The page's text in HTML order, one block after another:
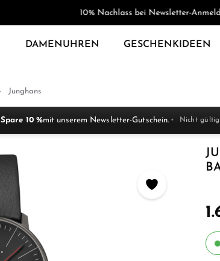
10% Nachlass bei Newsletter-
DAMENUHREN GESCHENKIDEEN
Junghans
Spare 10 %mit unserem Newsletter-Gutschein. Nicht